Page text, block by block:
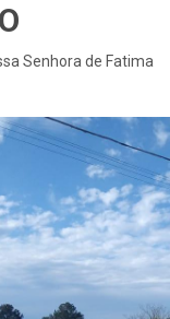
Senhora de Fatima